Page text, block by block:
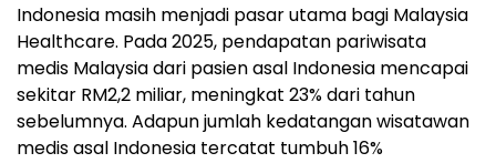
Indonesia masih menjadi pasar utama bagi Malaysia
Healthcare. Pada 2025, pendapatan pariwisata
medis Malaysia dari pasien asal Indonesia mencapai
sekitar RM2,2 miliar, meningkat 23% dari tahun
sebelumnya. Adapun jumlah kedatangan wisatawan
medis asal Indonesia tercatat tumbuh 16%